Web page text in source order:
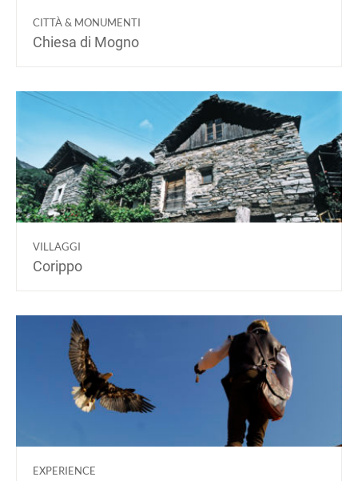
CITTÀ & MONUMENTI
Chiesa di Mogno
VILLAGGI
Corippo
EXPERIENCE